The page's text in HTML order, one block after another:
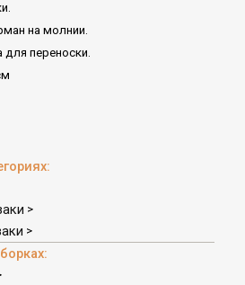
на молнии.
для переноски.
>
>